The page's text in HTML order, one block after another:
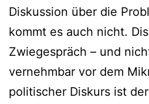
Diskussion über die
kommt es auch nicht.
Zwiegespräch – und
vernehmbar vor dem
politischer Diskurs ist